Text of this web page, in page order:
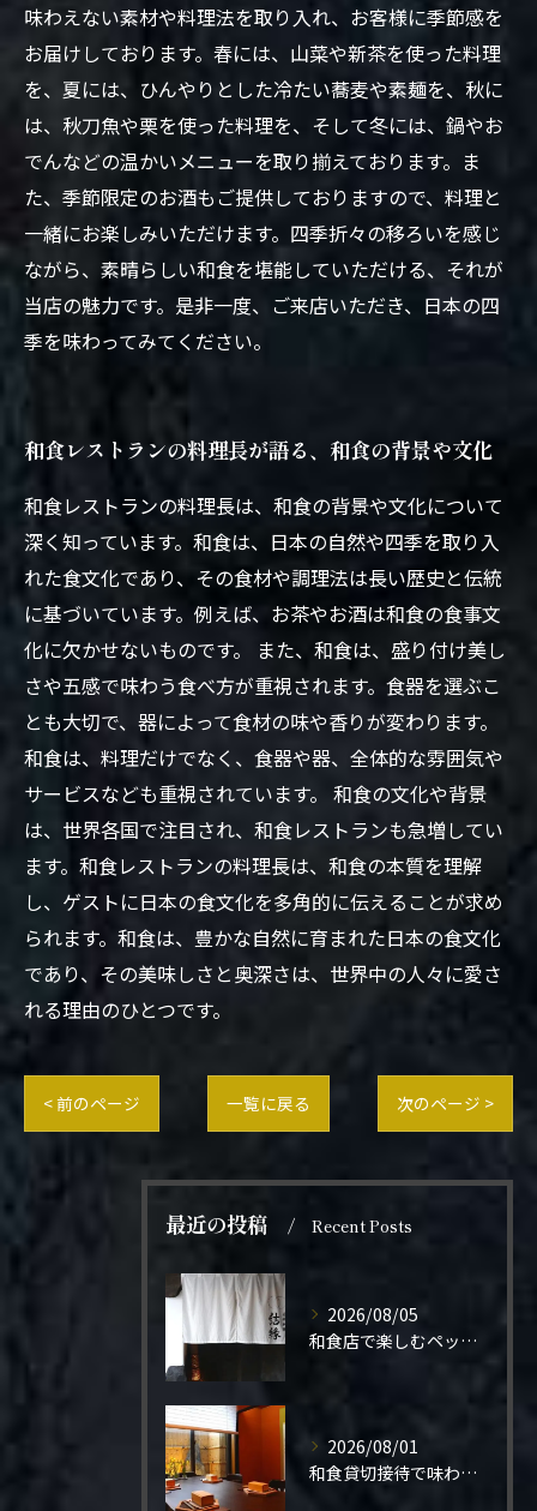
味わえない素材や料理法を取り入れ、お客様に季節感を
お届けしております。春には、山菜や新茶を使った料理
を、夏には、ひんやりとした冷たい蕎麦や素麺を、秋に
は、秋刀魚や栗を使った料理を、そして冬には、鍋やお
でんなどの温かいメニューを取り揃えております。ま
た、季節限定のお酒もご提供しておりますので、料理と
一緒にお楽しみいただけます。四季折々の移ろいを感じ
ながら、素晴らしい和食を堪能していただける、それが
当店の魅力です。是非一度、ご来店いただき、日本の四
季を味わってみてください。
和食レストランの料理長が語る、和食の背景や文化
和食レストランの料理長は、和食の背景や文化について
深く知っています。和食は、日本の自然や四季を取り入
れた食文化であり、その食材や調理法は長い歴史と伝統
に基づいています。例えば、お茶やお酒は和食の食事文
化に欠かせないものです。 また、和食は、盛り付け美し
さや五感で味わう食べ方が重視されます。食器を選ぶこ
とも大切で、器によって食材の味や香りが変わります。
和食は、料理だけでなく、食器や器、全体的な雰囲気や
サービスなども重視されています。 和食の文化や背景
は、世界各国で注目され、和食レストランも急増してい
ます。和食レストランの料理長は、和食の本質を理解
し、ゲストに日本の食文化を多角的に伝えることが求め
られます。和食は、豊かな自然に育まれた日本の食文化
であり、その美味しさと奥深さは、世界中の人々に愛さ
れる理由のひとつです。
< 前のページ 一覧に戻る 次のページ >
最近の投稿 Recent Posts
2026/08/05
和食店で楽しむペット同伴の食事体験
2026/08/01
和食貸切接待で味わう極上の一夜